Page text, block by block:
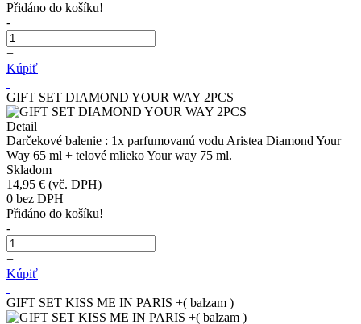
Přidáno do košíku!
-
+
Kúpiť
GIFT SET DIAMOND YOUR WAY 2PCS
Detail
Darčekové balenie : 1x parfumovanú vodu Aristea Diamond Your
Way 65 ml + telové mlieko Your way 75 ml.
Skladom
14,95 € (vč. DPH)
0 bez DPH
Přidáno do košíku!
-
+
Kúpiť
GIFT SET KISS ME IN PARIS +( balzam )